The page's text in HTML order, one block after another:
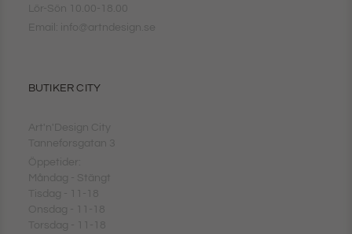
Lör-Sön 10.00-18.00
Email: info@artndesign.se
BUTIKER CITY
Art'n'Design City
Tanneforsgatan 3
Öppetider:
Måndag - Stängt
Tisdag - 11-18
Onsdag - 11-18
Torsdag - 11-18